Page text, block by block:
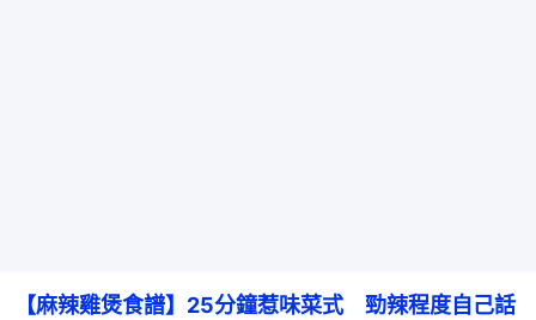
【麻辣雞煲食譜】25分鐘惹味菜式　勁辣程度自己話